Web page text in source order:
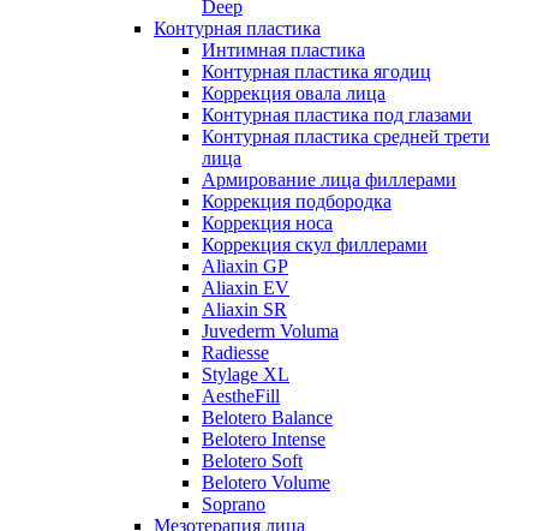
Deep
Контурная пластика
Интимная пластика
Контурная пластика ягодиц
Коррекция овала лица
Контурная пластика под глазами
Контурная пластика средней трети
лица
Армирование лица филлерами
Коррекция подбородка
Коррекция носа
Коррекция скул филлерами
Aliaxin GP
Aliaxin EV
Aliaxin SR
Juvederm Voluma
Radiesse
Stylage XL
AestheFill
Belotero Balance
Belotero Intense
Belotero Soft
Belotero Volume
Soprano
Мезотерапия лица